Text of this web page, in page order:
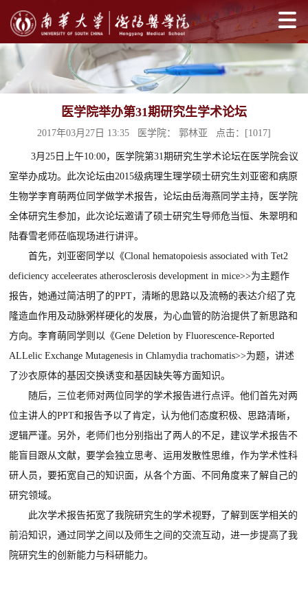
医学院举办第31期研究生学术论坛
2017年03月27日 13:35 医学院： 郭林亚 点击：[1017]
3月25日上午10:00，医学院第31期研究生学术论坛在医学院会议
室举办成功。此次论坛由2015级病理生理学硕士研究生刘亚密和病原
生物学李育萌两位同学做学术报告，论坛由岳海燕同学主持，医学院
全体研究生参加，此次论坛邀请了硕士研究生导师危当恒、朱翠明和
陆春雪老师莅临现场进行讲评。
首先，刘亚密同学以《Clonal hematopoiesis associated with Tet2
deficiency acceleerates atherosclerosis development in mice>>为主题作
报告，她通过简洁明了的PPT，清晰的思路以及流畅的表达介绍了克
隆造血作用及动脉粥样硬化的发展，为心血管的防治提供了新思路和
方向。李育萌同学则以《Gene Deletion by Fluorescence-Reported
ALLelic Exchange Mutagenesis in Chlamydia trachomatis>>为题，讲述
了沙衣原体的基因交换诱变和基因缺失等方面知识。
随后，三位老师对两位同学的学术报告进行点评。他们首先对两
位主讲人的PPT和报告予以了肯定，认为他们态度积极、思路清晰，
逻辑严谨。另外，老师们也分别指出了两人的不足，建议学术报告不
能盲目跟从文献，要学会独立思考、运用发散性思维，作为学术性科
研人员，要拓宽自己的知识面，从各个方面、不同角度来了解自己的
研究领域。
此次学术报告拓宽了我院研究生的学术视野，了解到医学相关的
前沿知识，通过同学之间以及师生之间的交流互动，进一步提高了我
院研究生的创新能力与科研能力。